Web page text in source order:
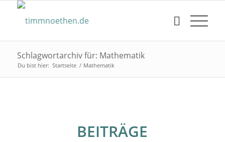
Schlagwortarchiv für: Mathematik
Du bist hier: Startseite / Mathematik
BEITRÄGE